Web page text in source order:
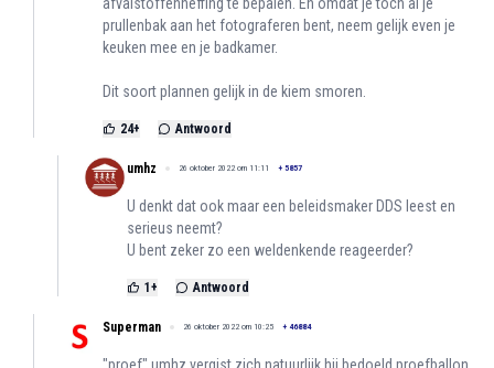
afvalstoffenheffing te bepalen. En omdat je toch al je
prullenbak aan het fotograferen bent, neem gelijk even je
keuken mee en je badkamer.
Dit soort plannen gelijk in de kiem smoren.
24+ Antwoord
umhz 26 oktober 2022 om 11:11 + 5857
U denkt dat ook maar een beleidsmaker DDS leest en
serieus neemt?
U bent zeker zo een weldenkende reageerder?
1 + Antwoord
Superman 26 oktober 2022 om 10:25 + 46884